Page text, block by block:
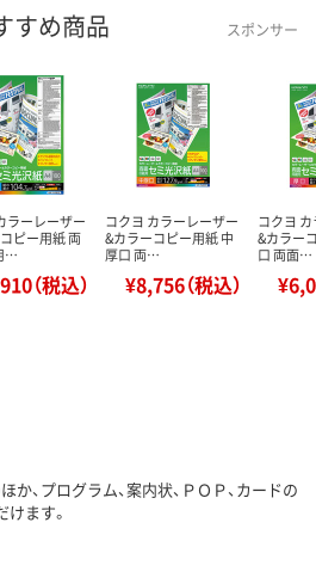
すめ商品 スポンサー
ラーレーザー
ピー用紙 両
…
（税込）
コクヨ カラーレーザー
&カラーコピー用紙 中
厚口 両…
¥8,756（税込）
コクヨ
&カラー
口 両面…
、プログラム、案内状、ＰＯＰ、カードの
ます。